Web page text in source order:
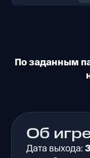
По заданным
Об
Дата выхода: